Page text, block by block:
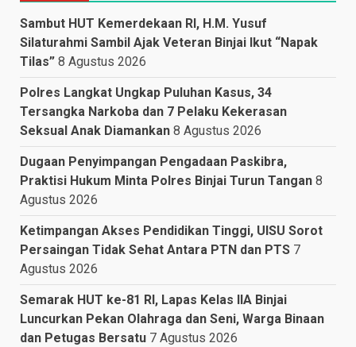
Sambut HUT Kemerdekaan RI, H.M. Yusuf
Silaturahmi Sambil Ajak Veteran Binjai Ikut “Napak
Tilas” 8 Agustus 2026
Polres Langkat Ungkap Puluhan Kasus, 34
Tersangka Narkoba dan 7 Pelaku Kekerasan
Seksual Anak Diamankan 8 Agustus 2026
Dugaan Penyimpangan Pengadaan Paskibra,
Praktisi Hukum Minta Polres Binjai Turun Tangan 8
Agustus 2026
Ketimpangan Akses Pendidikan Tinggi, UISU Sorot
Persaingan Tidak Sehat Antara PTN dan PTS 7
Agustus 2026
Semarak HUT ke-81 RI, Lapas Kelas IIA Binjai
Luncurkan Pekan Olahraga dan Seni, Warga Binaan
dan Petugas Bersatu 7 Agustus 2026